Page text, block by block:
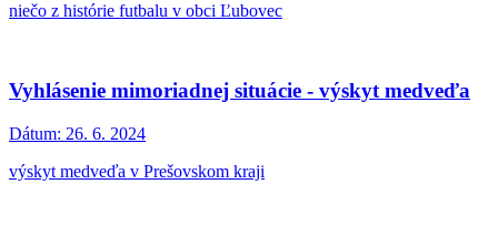
niečo z histórie futbalu v obci Ľubovec
Vyhlásenie mimoriadnej situácie - výskyt medveďa
Dátum: 26. 6. 2024
výskyt medveďa v Prešovskom kraji